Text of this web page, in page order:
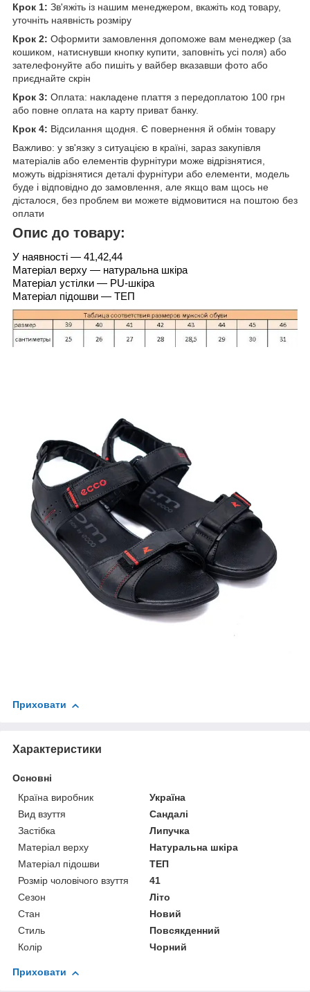
Крок 1: Зв'яжіть із нашим менеджером, вкажіть код товару,
уточніть наявність розміру
Крок 2: Оформити замовлення допоможе вам менеджер (за
кошиком, натиснувши кнопку купити, заповніть усі поля) або
зателефонуйте або пишіть у вайбер вказавши фото або
приєднайте скрін
Крок 3: Оплата: накладене плаття з передоплатою 100 грн
або повне оплата на карту приват банку.
Крок 4: Відсилання щодня. Є повернення й обмін товару
Важливо: у зв'язку з ситуацією в країні, зараз закупівля
матеріалів або елементів фурнітури може відрізнятися,
можуть відрізнятися деталі фурнітури або елементи, модель
буде і відповідно до замовлення, але якщо вам щось не
дісталося, без проблем ви можете відмовитися на поштою без
оплати
Опис до товару:
У наявності — 41,42,44
Матеріал верху — натуральна шкіра
Матеріал устілки — PU-шкіра
Матеріал підошви — ТЕП
Приховати
Характеристики
Основні
Країна виробник
Україна
Вид взуття
Сандалі
Застібка
Липучка
Матеріал верху
Натуральна шкіра
Матеріал підошви
ТЕП
Розмір чоловічого взуття
41
Сезон
Літо
Стан
Новий
Стиль
Повсякденний
Колір
Чорний
Приховати